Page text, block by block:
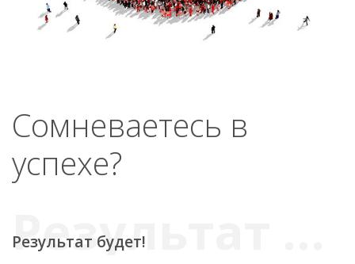
Сомневаетесь в
успехе?
Результат будет!